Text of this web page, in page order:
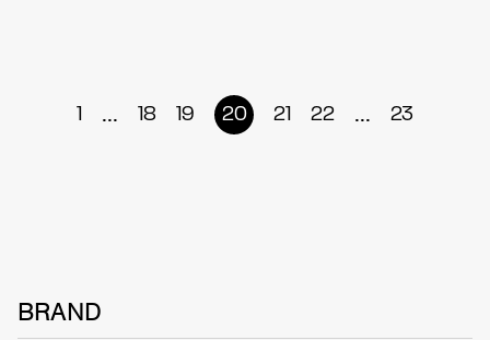
1 ... 18 19 20 21 22 ... 23
BRAND